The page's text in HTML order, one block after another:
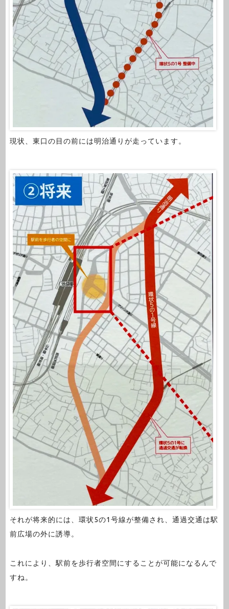
現状、東口の目の前には明治通りが走っています。
それが将来的には、環状5の1号線が整備され、通過交通は駅
前広場の外に誘導。
これにより、駅前を歩行者空間にすることが可能になるんで
すね。